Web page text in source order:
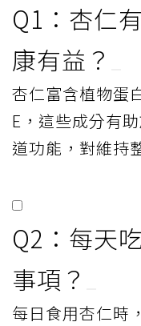
Q1：杏仁
康有益？
杏仁富含植物蛋
E，這些成分有
道功能，對維持
Q2：每天
事項？
每日食用杏仁時